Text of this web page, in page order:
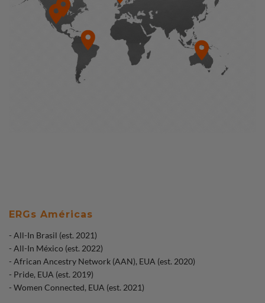
ERGs Américas
- All-In Brasil (est. 2021)
- All-In México (est. 2022)
- African Ancestry Network (AAN), EUA (est. 2020)
- Pride, EUA (est. 2019)
- Women Connected, EUA (est. 2021)